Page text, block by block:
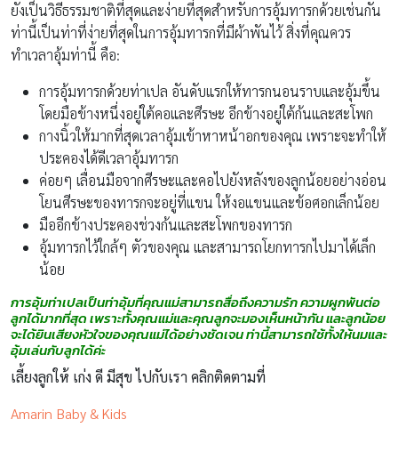
ยังเป็นวิธีธรรมชาติที่สุดและง่ายที่สุดสำหรับการอุ้มทารกด้วยเช่นกัน
ท่านี้เป็นท่าที่ง่ายที่สุดในการอุ้มทารกที่มีผ้าพันไว้ สิ่งที่คุณควร
ทำเวลาอุ้มท่านี้ คือ:
การอุ้มทารกด้วยท่าเปล อันดับแรกให้ทารกนอนราบและอุ้มขึ้น
โดยมือข้างหนึ่งอยู่ใต้คอและศีรษะ อีกข้างอยู่ใต้ก้นและสะโพก
กางนิ้วให้มากที่สุดเวลาอุ้มเข้าหาหน้าอกของคุณ เพราะจะทำให้
ประคองได้ดีเวลาอุ้มทารก
ค่อยๆ เลื่อนมือจากศีรษะและคอไปยังหลังของลูกน้อยอย่างอ่อน
โยนศีรษะของทารกจะอยู่ที่แขน ให้งอแขนและข้อศอกเล็กน้อย
มืออีกข้างประคองช่วงก้นและสะโพกของทารก
อุ้มทารกไว้ใกล้ๆ ตัวของคุณ และสามารถโยกทารกไปมาได้เล็ก
น้อย
การอุ้มท่าเปลเป็นท่าอุ้มที่คุณแม่สามารถสื่อถึงความรัก ความผูกพันต่อ
ลูกได้มากที่สุด เพราะทั้งคุณแม่และคุณลูกจะมองเห็นหน้ากัน และลูกน้อย
จะได้ยินเสียงหัวใจของคุณแม่ได้อย่างชัดเจน ท่านี้สามารถใช้ทั้งให้นมและ
อุ้มเล่นกับลูกได้ค่ะ
เลี้ยงลูกให้ เก่ง ดี มีสุข ไปกับเรา คลิกติดตามที่
Amarin Baby & Kids